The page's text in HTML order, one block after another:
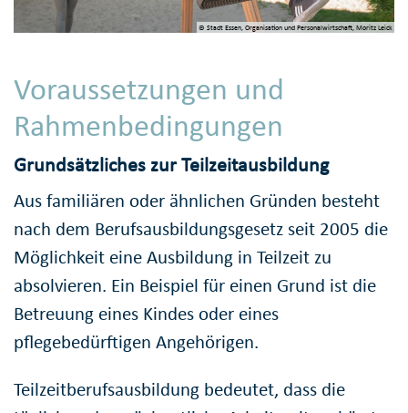
© Stadt Essen, Organisation und Personalwirtschaft, Moritz Leick
Voraussetzungen und
Rahmenbedingungen
Grundsätzliches zur Teilzeitausbildung
Aus familiären oder ähnlichen Gründen besteht
nach dem Berufsausbildungsgesetz seit 2005 die
Möglichkeit eine Ausbildung in Teilzeit zu
absolvieren. Ein Beispiel für einen Grund ist die
Betreuung eines Kindes oder eines
pflegebedürftigen Angehörigen.
Teilzeitberufsausbildung bedeutet, dass die